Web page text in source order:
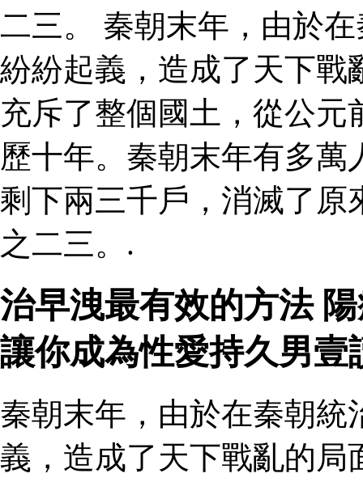
二三。 秦朝末年，由於
紛紛起義，造成了天下戰
充斥了整個國土，從公
歷十年。秦朝末年有多
剩下兩三千戶，消滅了原
之二三。.
治早洩最有效的方法
讓你成為性愛持久男壹
秦朝末年，由於在秦朝統
義，造成了天下戰亂的局